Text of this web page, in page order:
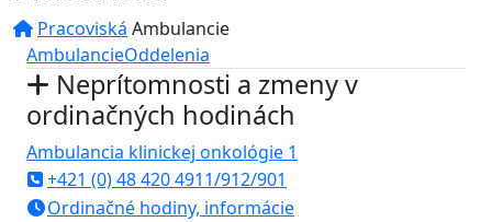
Pracoviská Ambulancie
AmbulancieOddelenia
Neprítomnosti a zmeny v
ordinačných hodinách
Ambulancia klinickej onkológie 1
+421 (0) 48 420 4911/912/901
Ordinačné hodiny, informácie